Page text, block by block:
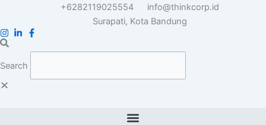
content
+6282119025554
info@thinkcorp.id
Surapati, Kota Bandung
Search